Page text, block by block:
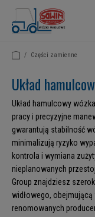
/ Części zamienne
Układ
Układ hamulcowy
pracy i precyzyjne
gwarantują stabilność
minimalizują ryzyko
kontrola i wymiana
nieplanowanych
Group znajdziesz
widłowego,
renomowanych